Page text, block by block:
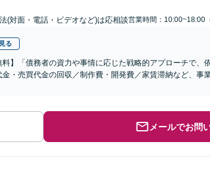
(対面・電話・ビデオなど)は応相談営業時間：10:00~18:00
る
料】「債務者の資力や事情に応じた戦略的アプローチで、
・売買代金の回収／制作費・開発費／家賃滞納など、事
メールでお問